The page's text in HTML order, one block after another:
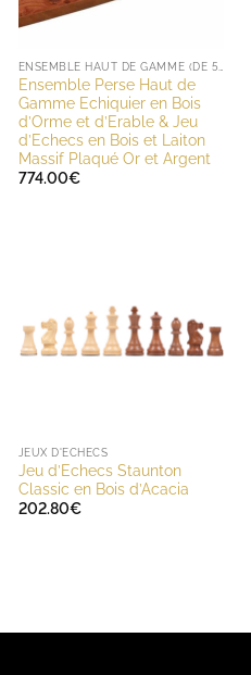
Ensemble Perse Haut de
Gamme Echiquier en Bois
d’Orme et d’Erable & Jeu
d’Echecs en Bois et Laiton
Massif Plaqué Or et Argent
774.00€
JEUX D'ECHECS
Jeu d’Echecs Staunton
Classic en Bois d’Acacia
202.80€